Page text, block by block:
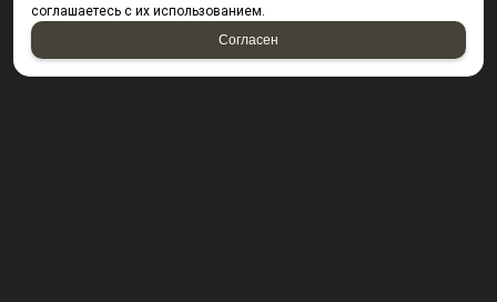
соглашаетесь с их использованием.
Согласен